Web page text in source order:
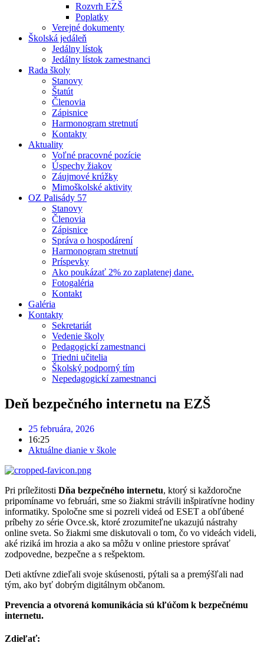
Rozvrh EZŠ
Poplatky
Verejné dokumenty
Školská jedáleň
Jedálny lístok
Jedálny lístok zamestnanci
Rada školy
Stanovy
Štatút
Členovia
Zápisnice
Harmonogram stretnutí
Kontakty
Aktuality
Voľné pracovné pozície
Úspechy žiakov
Záujmové krúžky
Mimoškolské aktivity
OZ Palisády 57
Stanovy
Členovia
Zápisnice
Správa o hospodárení
Harmonogram stretnutí
Príspevky
Ako poukázať 2% zo zaplatenej dane.
Fotogaléria
Kontakt
Galéria
Kontakty
Sekretariát
Vedenie školy
Pedagogickí zamestnanci
Triedni učitelia
Školský podporný tím
Nepedagogickí zamestnanci
Deň bezpečného internetu na EZŠ
25 februára, 2026
16:25
Aktuálne dianie v škole
Pri príležitosti Dňa bezpečného internetu, ktorý si každoročne
pripomíname vo februári, sme so žiakmi strávili inšpiratívne hodiny
informatiky. Spoločne sme si pozreli videá od ESET a obľúbené
príbehy zo série Ovce.sk, ktoré zrozumiteľne ukazujú nástrahy
online sveta. So žiakmi sme diskutovali o tom, čo vo videách videli,
aké riziká im hrozia a ako sa môžu v online priestore správať
zodpovedne, bezpečne a s rešpektom.
Deti aktívne zdieľali svoje skúsenosti, pýtali sa a premýšľali nad
tým, ako byť dobrým digitálnym občanom.
Prevencia a otvorená komunikácia sú kľúčom k bezpečnému
internetu.
Zdieľať: